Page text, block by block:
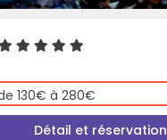
130€ à 280€
Détail et réservation